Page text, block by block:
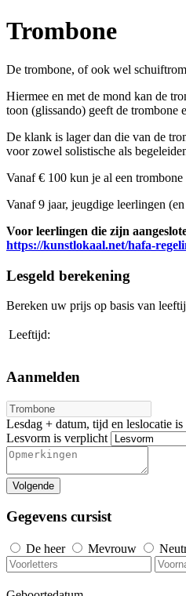
Trombone
De trombone, of ook wel
Hiermee en met de mond kan de
toon (glissando) geeft de trombone
De klank is lager dan die van de
voor zowel solistische als
Vanaf € 100 kun je al een
Vanaf 9 jaar, jeugdige leerlingen
Voor leerlingen die zijn
https://kunstlokaal.net/hafa-
Lesgeld berekening
Bereken uw prijs op basis van
Leeftijd:
Aanmelden
Lesdag + datum, tijd en leslocatie
Lesvorm is verplicht
Volgende
Gegevens cursist
De heer Mevrouw